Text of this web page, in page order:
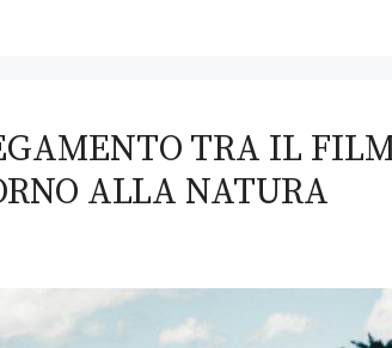
TRA IL
ALLA NATURA